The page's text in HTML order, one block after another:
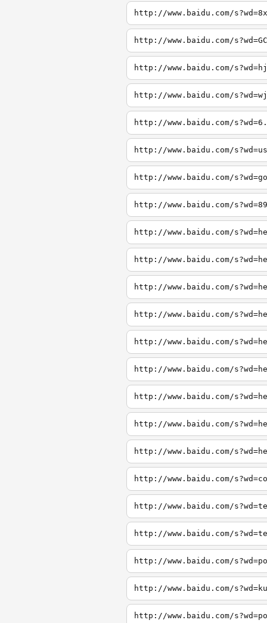
http://www.baidu.com/
http://www.baidu.com/
http://www.baidu.com/
http://www.baidu.com/
http://www.baidu.com/
http://www.baidu.com/
http://www.baidu.com/
http://www.baidu.com/
http://www.baidu.com/
http://www.baidu.com/
http://www.baidu.com/
http://www.baidu.com/
http://www.baidu.com/
http://www.baidu.com/
http://www.baidu.com/
http://www.baidu.com/
http://www.baidu.com/
http://www.baidu.com/
http://www.baidu.com/
http://www.baidu.com/
http://www.baidu.com/
http://www.baidu.com/
http://www.baidu.com/